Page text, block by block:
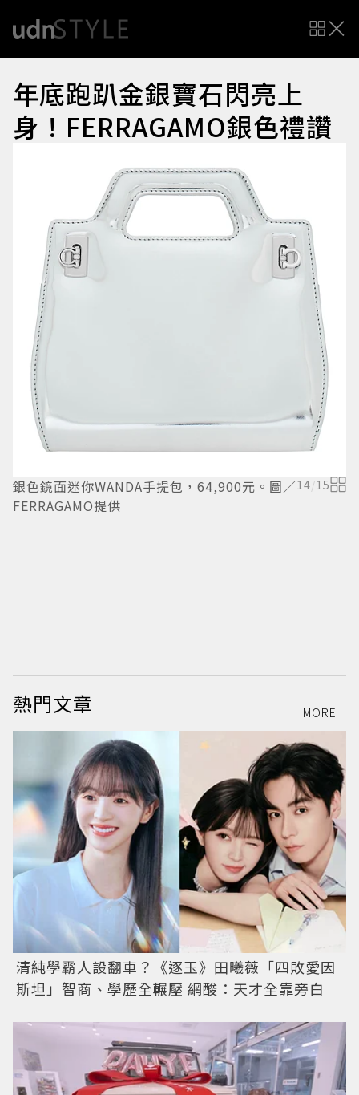
年底跑趴金銀寶石閃亮上
身！FERRAGAMO銀色禮讚
銀色鏡面迷你WANDA手提包，64,900元。圖／
FERRAGAMO提供
14/15
熱門文章 MORE
清純學霸人設翻車？《逐玉》田曦薇「四敗愛因
斯坦」智商、學歷全輾壓 網酸：天才全靠旁白